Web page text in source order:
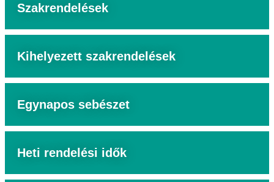
Szakrendelések
Kihelyezett szakrendelések
Egynapos sebészet
Heti rendelési idők